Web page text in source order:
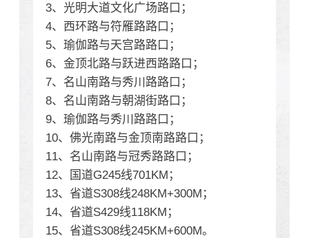
3、光明大道文化广场路口；
4、西环路与符雁路路口；
5、瑜伽路与天宫路路口；
6、金顶北路与跃进西路路口；
7、名山南路与秀川路路口；
8、名山南路与朝湖街路口；
9、瑜伽路与秀川路路口；
10、佛光南路与金顶南路路口；
11、名山南路与冠秀路路口；
12、国道G245线701KM；
13、省道S308线248KM+300M；
14、省道S429线118KM；
15、省道S308线245KM+600M。